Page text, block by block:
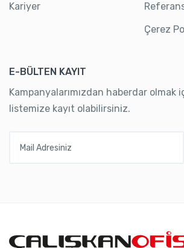
Kariyer
Çerez
E-BÜLTEN KAYIT
Kampanyalarımızdan haberdar olmak
listemize kayıt olabilirsiniz.